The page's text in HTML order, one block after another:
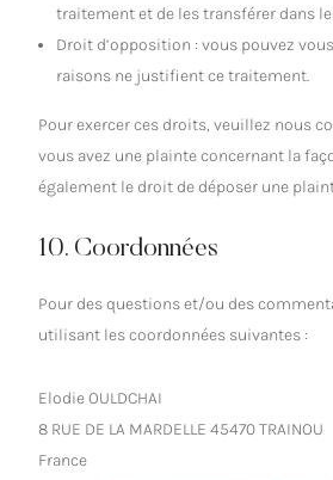
traitement et de les transférer dans
Droit d’opposition : vous pouvez
raisons ne justifient ce traitement.
Pour exercer ces droits, veuillez nous
vous avez une plainte concernant la
également le droit de déposer une
10. Coordonnées
Pour des questions et/ou des
utilisant les coordonnées suivantes :
Elodie OULDCHAI
8 RUE DE LA MARDELLE 45470 TRAINOU
France